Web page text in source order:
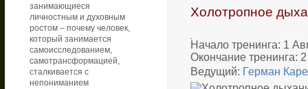
занимающиеся
личностным и духовным
ростом – почему человек,
который занимается
самоисследованием,
самотрансформацией,
сталкивается с
непониманием
Холотропное
Начало тренинга: 1
Окончание тренинга:
Ведущий: Герман